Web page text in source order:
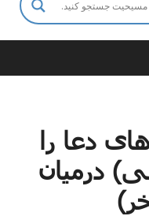
دعا را
درمیان